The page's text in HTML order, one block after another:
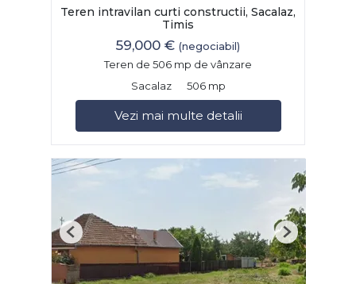
Teren intravilan curti constructii, Sacalaz,
Timis
59,000 € (negociabil)
Teren de 506 mp de vânzare
Sacalaz
506 mp
Vezi mai multe detalii
Previous Next